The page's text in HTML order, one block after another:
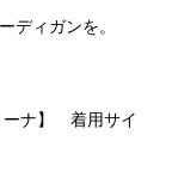
ディガンを。
ナ】 着用サイ